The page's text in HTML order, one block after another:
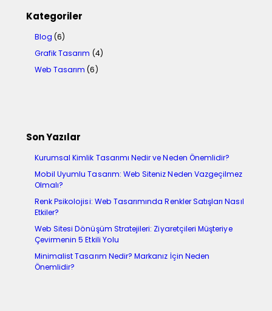
Kategoriler
Blog (6)
Grafik Tasarım (4)
Web Tasarım (6)
Son Yazılar
Kurumsal Kimlik Tasarımı Nedir ve Neden Önemlidir?
Mobil Uyumlu Tasarım: Web Siteniz Neden Vazgeçilmez
Olmalı?
Renk Psikolojisi: Web Tasarımında Renkler Satışları Nasıl
Etkiler?
Web Sitesi Dönüşüm Stratejileri: Ziyaretçileri Müşteriye
Çevirmenin 5 Etkili Yolu
Minimalist Tasarım Nedir? Markanız İçin Neden
Önemlidir?